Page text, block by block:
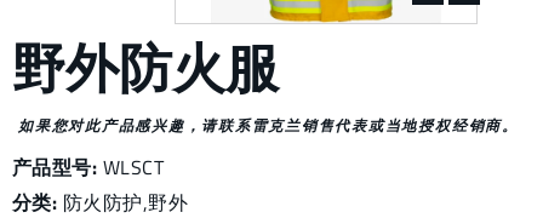
野外防火服
如果您对此产品感兴趣，请联系雷克兰销售代表或当地授权经销商。
产品型号: WLSCT
分类: 防火防护,野外